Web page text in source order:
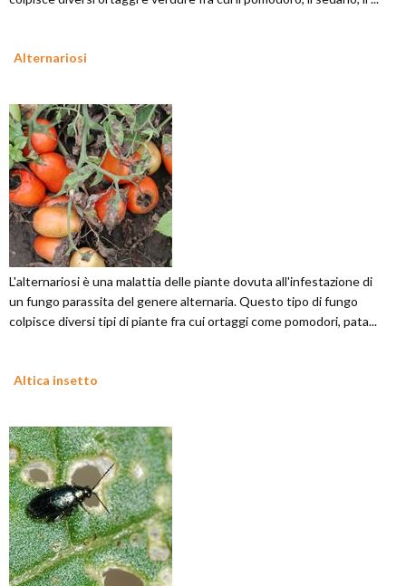
Alternariosi
L'alternariosi è una malattia delle piante dovuta all'infestazione di
un fungo parassita del genere alternaria. Questo tipo di fungo
colpisce diversi tipi di piante fra cui ortaggi come pomodori, pata...
Altica insetto